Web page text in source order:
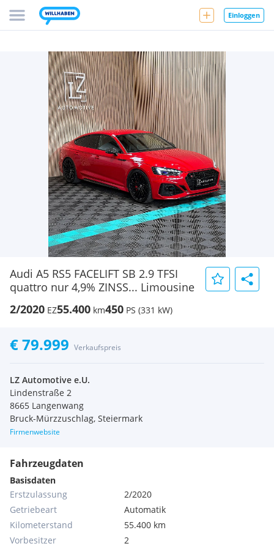
Einloggen
Audi A5 RS5 FACELIFT SB 2.9 TFSI
quattro nur 4,9% ZINSS... Limousine
2/2020 EZ55.400 km450 PS (331 kW)
€ 79.999 Verkaufspreis
LZ Automotive e.U.
Lindenstraße 2
8665 Langenwang
Bruck-Mürzzuschlag, Steiermark
Firmenwebsite
Fahrzeugdaten
Basisdaten
Erstzulassung
2/2020
Getriebeart
Automatik
Kilometerstand
55.400 km
Vorbesitzer
2